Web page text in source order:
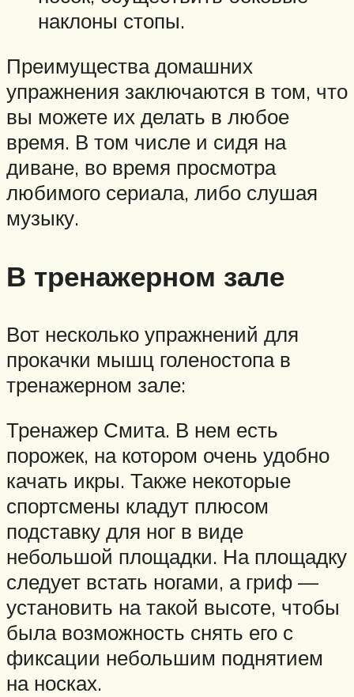
наклоны стопы.
Преимущества домашних
упражнения заключаются в том, что
вы можете их делать в любое
время. В том числе и сидя на
диване, во время просмотра
любимого сериала, либо слушая
музыку.
В тренажерном зале
Вот несколько упражнений для
прокачки мышц голеностопа в
тренажерном зале:
Тренажер Смита. В нем есть
порожек, на котором очень удобно
качать икры. Также некоторые
спортсмены кладут плюсом
подставку для ног в виде
небольшой площадки. На площадку
следует встать ногами, а гриф —
установить на такой высоте, чтобы
была возможность снять его с
фиксации небольшим поднятием
на носках.